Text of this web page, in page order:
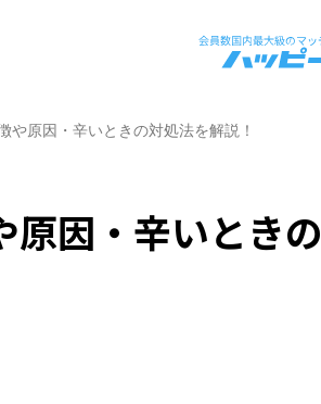
や原因・辛いときの対処法を解説！
原因・辛いときの